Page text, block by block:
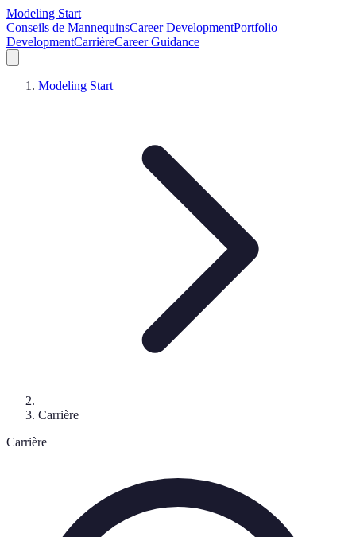
Modeling Start
Conseils de MannequinsCareer DevelopmentPortfolio
DevelopmentCarrièreCareer Guidance
Modeling Start
Carrière
Carrière